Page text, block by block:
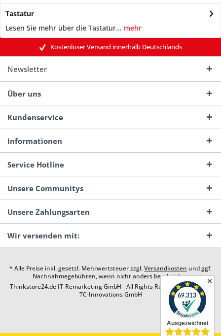
Tastatur
Lesen Sie mehr über die Tastatur... mehr
Kostenloser Versand innerhalb Deutschlands
Newsletter
Über uns
Kundenservice
Informationen
Service Hotline
Unsere Communitys
Unsere Zahlungsarten
Wir versenden mit:
* Alle Preise inkl. gesetzl. Mehrwertsteuer zzgl.Versandkosten und ggf.
Nachnahmegebühren, wenn nicht anders beschrieben
Thinkstore24.de IT-Remarketing GmbH - All Rights Reserved. Design by
TC-Innovations GmbH
✕